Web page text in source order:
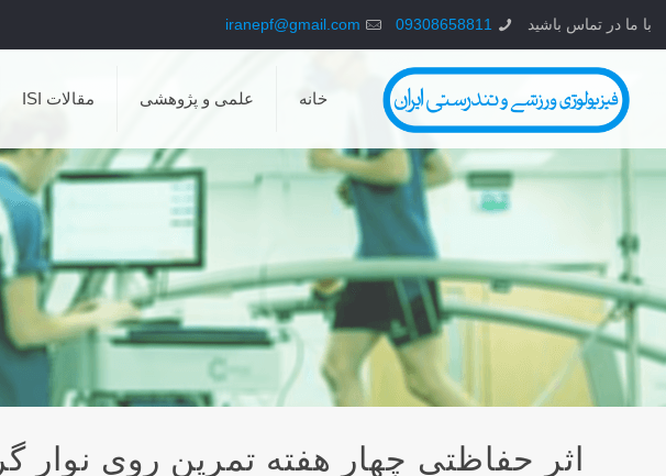
با ما در تماس باشید 09308658811
iranepf@gmail.com
خانه علمی و پژوهشی مقالات ISI
اثر حفاظتی چهار هفته تمرین روی نوار